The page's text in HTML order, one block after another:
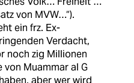
von MVW…“).
ein frz. Ex-
Verdacht,
noch zig Millionen
von Muammar al G
aber wer wird